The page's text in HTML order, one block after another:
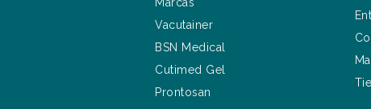
Vacutainer
BSN Medical
Cutimed Gel
Prontosan